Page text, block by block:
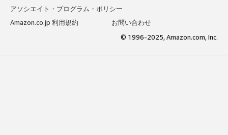
アソシエイト・プログラム・ポリシー
Amazon.co.jp 利用規約
お問い合わせ
© 1996-2025, Amazon.com, Inc.